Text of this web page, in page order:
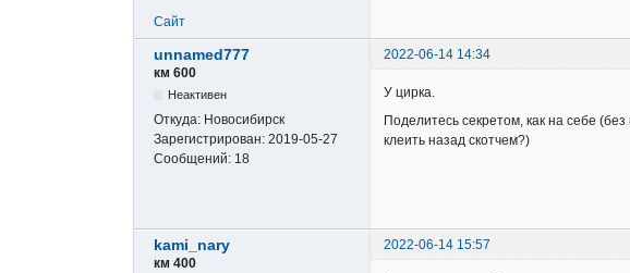
Сайт
unnamed777
2022-06-14 14:34
км 600
Неактивен
Откуда: Новосибирск
Зарегистрирован: 2019-05-27
Сообщений: 18
У цирка.
Поделитесь секретом, как на себе
клеить назад скотчем?)
kami_nary
2022-06-14 15:57
км 400